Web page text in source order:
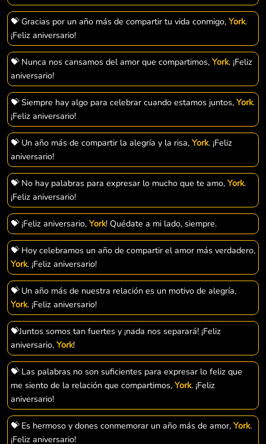
💝 Gracias por un año más de compartir tu vida conmigo, York.
¡Feliz aniversario!
💝 Nunca nos cansamos del amor que compartimos, York. ¡Feliz
aniversario!
💝 Siempre hay algo para celebrar cuando estamos juntos, York.
¡Feliz aniversario!
💝 Un año más de compartir la alegría y la risa, York. ¡Feliz
aniversario!
💝 No hay palabras para expresar lo mucho que te amo, York.
¡Feliz aniversario!
💝 ¡Feliz aniversario, York! Quédate a mi lado, siempre.
💝 Hoy celebramos un año de compartir el amor más verdadero,
York. ¡Feliz aniversario!
💝 Un año más de nuestra relación es un motivo de alegría,
York. ¡Feliz aniversario!
💝Juntos somos tan fuertes y ¡nada nos separará! ¡Feliz
aniversario, York!
💝 Las palabras no son suficientes para expresar lo feliz que
me siento de la relación que compartimos, York. ¡Feliz
aniversario!
💝 Es hermoso y dones conmemorar un año más de amor, York.
¡Feliz aniversario!